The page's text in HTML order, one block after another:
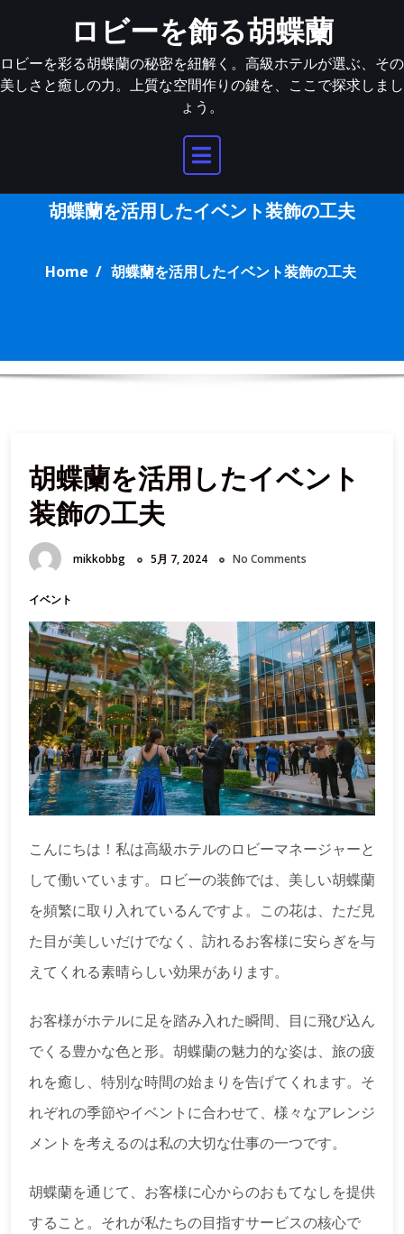
content
ロビーを飾る胡蝶蘭
ロビーを彩る胡蝶蘭の秘密を紐解く。高級ホテルが選ぶ、その
美しさと癒しの力。上質な空間作りの鍵を、ここで探求しまし
ょう。
胡蝶蘭を活用したイベント装飾の工夫
Home 胡蝶蘭を活用したイベント装飾の工夫
胡蝶蘭を活用したイベント
装飾の工夫
mikkobbg 5月 7, 2024 No Comments
イベント
こんにちは！私は高級ホテルのロビーマネージャーと
して働いています。ロビーの装飾では、美しい胡蝶蘭
を頻繁に取り入れているんですよ。この花は、ただ見
た目が美しいだけでなく、訪れるお客様に安らぎを与
えてくれる素晴らしい効果があります。
お客様がホテルに足を踏み入れた瞬間、目に飛び込ん
でくる豊かな色と形。胡蝶蘭の魅力的な姿は、旅の疲
れを癒し、特別な時間の始まりを告げてくれます。そ
れぞれの季節やイベントに合わせて、様々なアレンジ
メントを考えるのは私の大切な仕事の一つです。
胡蝶蘭を通じて、お客様に心からのおもてなしを提供
すること。それが私たちの目指すサービスの核心で